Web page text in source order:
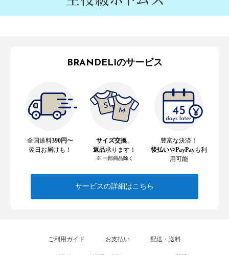
BRANDELIのサービス
全国送料390円〜
翌日お届けも！
サイズ交換
返品承ります！
※ 一部商品除く
豊富な決済！
後払いやPayPayも利
用可能
サービスの詳細はこちら
ご利用ガイド お支払い 配送・送料